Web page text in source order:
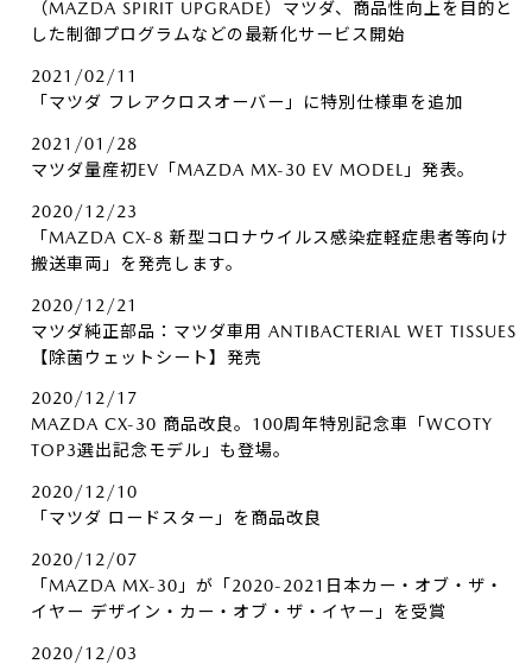
（MAZDA SPIRIT UPGRADE）マツダ、商品性向上を目的と
した制御プログラムなどの最新化サービス開始
2021/02/11
「マツダ フレアクロスオーバー」に特別仕様車を追加
2021/01/28
マツダ量産初EV「MAZDA MX-30 EV MODEL」発表。
2020/12/23
「MAZDA CX-8 新型コロナウイルス感染症軽症患者等向け
搬送車両」を発売します。
2020/12/21
マツダ純正部品：マツダ車用 ANTIBACTERIAL WET TISSUES
【除菌ウェットシート】発売
2020/12/17
MAZDA CX-30 商品改良。100周年特別記念車「WCOTY
TOP3選出記念モデル」も登場。
2020/12/10
「マツダ ロードスター」を商品改良
2020/12/07
「MAZDA MX-30」が「2020-2021日本カー・オブ・ザ・
イヤー デザイン・カー・オブ・ザ・イヤー」を受賞
2020/12/03